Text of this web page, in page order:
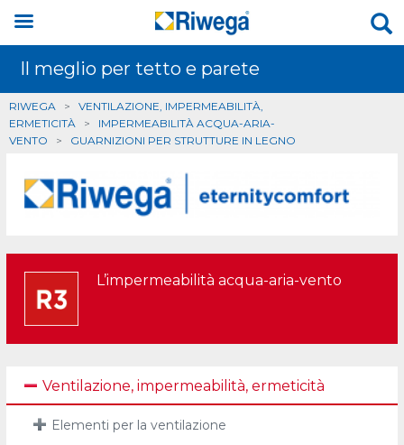
Il meglio per tetto e parete
RIWEGA > VENTILAZIONE, IMPERMEABILITÀ,
ERMETICITÀ > IMPERMEABILITÀ ACQUA-ARIA-
VENTO > GUARNIZIONI PER STRUTTURE IN LEGNO
L’impermeabilità acqua-aria-vento
Ventilazione, impermeabilità, ermeticità
Elementi per la ventilazione